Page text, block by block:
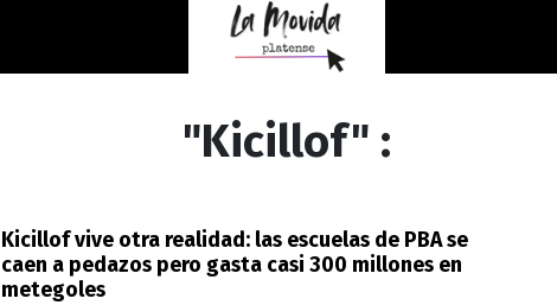
"Kicillof" :
Kicillof vive otra realidad: las escuelas de PBA se
caen a pedazos pero gasta casi 300 millones en
metegoles